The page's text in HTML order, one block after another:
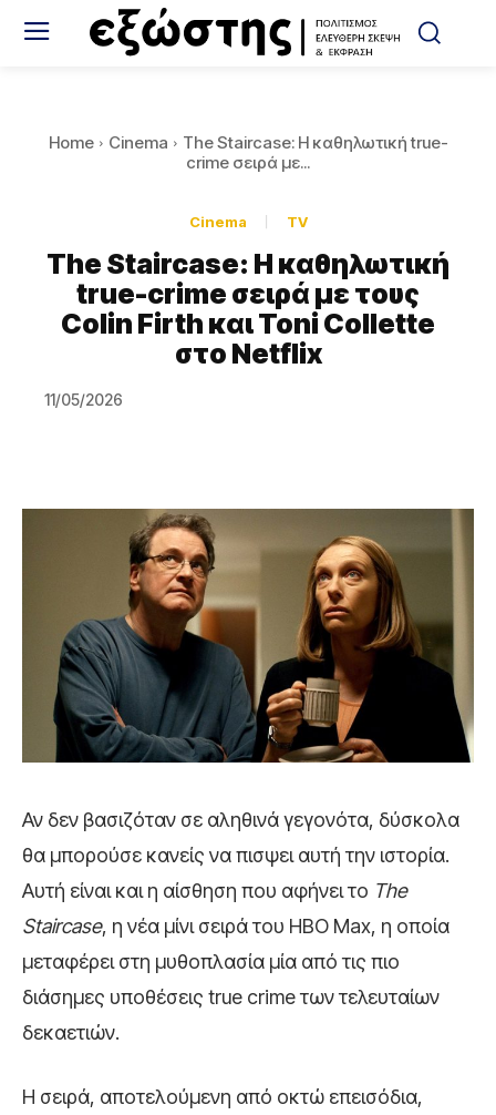
Home Cinema
The Staircase: Η καθηλωτική true-
crime σειρά με...
Cinema TV
The Staircase: Η καθηλωτική
true-crime σειρά με τους
Colin Firth και Toni Collette
στο Netflix
11/05/2026
Αν δεν βασιζόταν σε αληθινά γεγονότα, δύσκολα
θα μπορούσε κανείς να πισψει αυτή την ιστορία.
Αυτή είναι και η αίσθηση που αφήνει το The
Staircase, η νέα μίνι σειρά του HBO Max, η οποία
μεταφέρει στη μυθοπλασία μία από τις πιο
διάσημες υποθέσεις true crime των τελευταίων
δεκαετιών.
Η σειρά, αποτελούμενη από οκτώ επεισόδια,